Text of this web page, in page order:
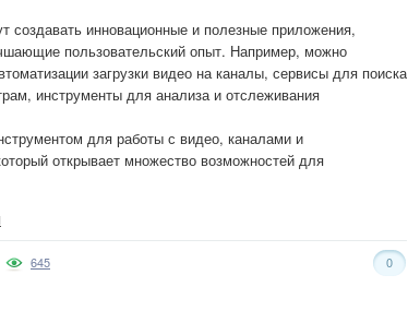
создавать инновационные и полезные приложения,
пользовательский опыт. Например, можно
загрузки видео на каналы, сервисы для поиска
инструменты для анализа и отслеживания
для работы с видео, каналами и
открывает множество возможностей для
0
645